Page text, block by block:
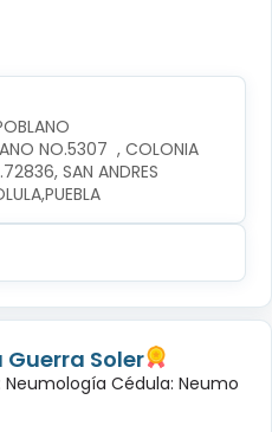
NO.5307  , COLONIA
SAN ANDRES
Guerra Soler
Neumología Cédula: Neumo